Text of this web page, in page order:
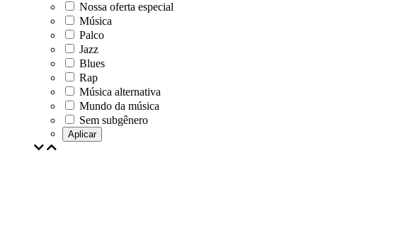
Nossa oferta especial
Música
Palco
Jazz
Blues
Rap
Música alternativa
Mundo da música
Sem subgênero
Aplicar